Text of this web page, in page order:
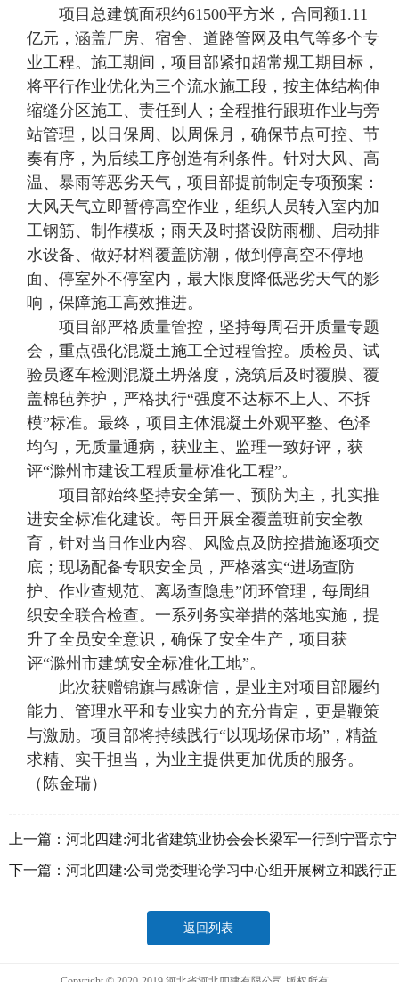
项目总建筑面积约61500平方米，合同额1.11
亿元，涵盖厂房、宿舍、道路管网及电气等多个专
业工程。施工期间，项目部紧扣超常规工期目标，
将平行作业优化为三个流水施工段，按主体结构伸
缩缝分区施工、责任到人；全程推行跟班作业与旁
站管理，以日保周、以周保月，确保节点可控、节
奏有序，为后续工序创造有利条件。针对大风、高
温、暴雨等恶劣天气，项目部提前制定专项预案：
大风天气立即暂停高空作业，组织人员转入室内加
工钢筋、制作模板；雨天及时搭设防雨棚、启动排
水设备、做好材料覆盖防潮，做到停高空不停地
面、停室外不停室内，最大限度降低恶劣天气的影
响，保障施工高效推进。
项目部严格质量管控，坚持每周召开质量专题
会，重点强化混凝土施工全过程管控。质检员、试
验员逐车检测混凝土坍落度，浇筑后及时覆膜、覆
盖棉毡养护，严格执行“强度不达标不上人、不拆
模”标准。最终，项目主体混凝土外观平整、色泽
均匀，无质量通病，获业主、监理一致好评，获
评“滁州市建设工程质量标准化工程”。
项目部始终坚持安全第一、预防为主，扎实推
进安全标准化建设。每日开展全覆盖班前安全教
育，针对当日作业内容、风险点及防控措施逐项交
底；现场配备专职安全员，严格落实“进场查防
护、作业查规范、离场查隐患”闭环管理，每周组
织安全联合检查。一系列务实举措的落地实施，提
升了全员安全意识，确保了安全生产，项目获
评“滁州市建筑安全标准化工地”。
此次获赠锦旗与感谢信，是业主对项目部履约
能力、管理水平和专业实力的充分肯定，更是鞭策
与激励。项目部将持续践行“以现场保市场”，精益
求精、实干担当，为业主提供更加优质的服务。
（陈金瑞）
上一篇： 河北四建:河北省建筑业协会会长梁军一行到宁晋京宁
医院项目检查指导工作
下一篇： 河北四建:公司党委理论学习中心组开展树立和践行正
返回列表